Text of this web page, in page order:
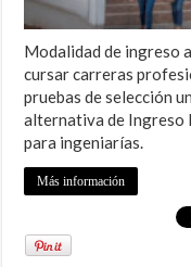
Modalidad de ingreso
cursar carreras
pruebas de selección
alternativa de Ingreso
para ingeniarías.
Más información